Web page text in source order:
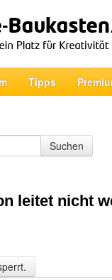
Tipps
Suchen
leitet nicht